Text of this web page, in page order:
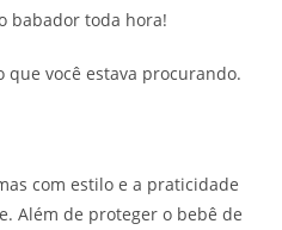
babador toda hora!
que você estava procurando.
com estilo e a praticidade
Além de proteger o bebê de